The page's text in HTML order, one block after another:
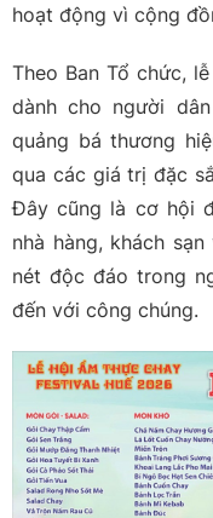
hoạt động vì cộng
Theo Ban Tổ chức,
dành cho người
quảng bá thương
qua các giá trị đặc
Đây cũng là cơ hội
nhà hàng, khách
nét độc đáo trong
đến với công chúng.